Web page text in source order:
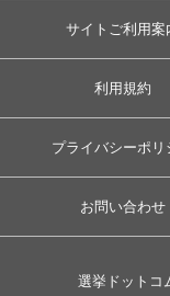
サイトご利用案
利用規約
プライバシーポリ
お問い合わせ
選挙ドットコ